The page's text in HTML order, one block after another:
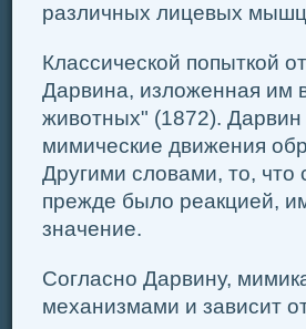
различных лицевых
Классической попыткой
Дарвина, изложенная им
животных" (1872). Дарвин
мимические движения
Другими словами, то,
прежде было реакцией,
значение.
Согласно Дарвину,
механизмами и зависит